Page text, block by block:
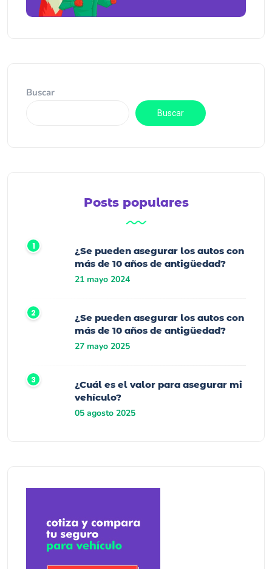
Buscar
Buscar
Posts populares
¿Se pueden asegurar los autos con
más de 10 años de antigüedad?
21 mayo 2024
¿Se pueden asegurar los autos con
más de 10 años de antigüedad?
27 mayo 2025
¿Cuál es el valor para asegurar mi
vehículo?
05 agosto 2025